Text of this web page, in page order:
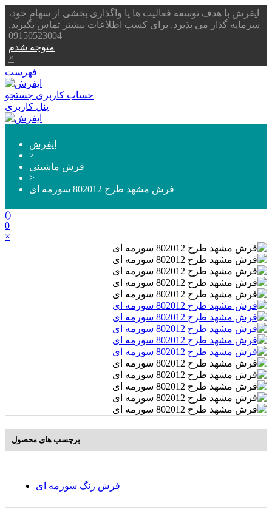
ایفرش با هدف توسعه فعالیت ها یا واگذاری بخشی از سهام خود،
سرمایه گذار می پذیرد. برای کسب اطلاعات بیشتر تماس بگیرید.
09150523004
متوجه شدم
×
فهرست
حساب کاربری جستجو
پنل کاربری
ایفرش
>
فرش ماشینی
>
فرش مشهد طرح 802012 سورمه ای
()
0
×
برچسب های محصول
فرش رنگ سورمه ای